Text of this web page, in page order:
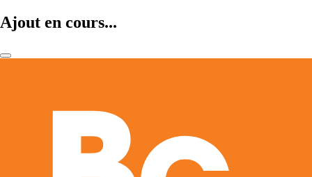
Ajout en cours...